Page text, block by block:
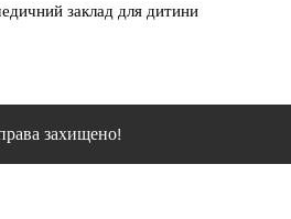
заклад для дитини
захищено!